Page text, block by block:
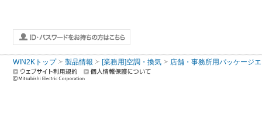
WIN2Kトップ 製品情報 [業務用]空調・換気 店舗・事務所用パッケージ